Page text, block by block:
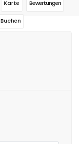
Karte Bewertungen
Buchen